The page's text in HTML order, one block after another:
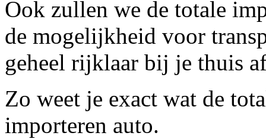
Ook zullen we de totale
de mogelijkheid voor
geheel rijklaar bij je thuis
Zo weet je exact wat de
importeren auto.